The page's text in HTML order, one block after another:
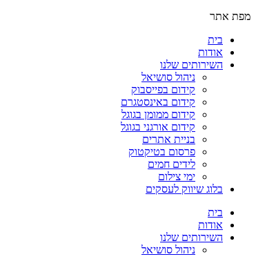
מפת אתר
בית
אודות
השירותים שלנו
ניהול סושיאל
קידום בפייסבוק
קידום באינסטגרם
קידום ממומן בגוגל
קידום אורגני בגוגל
בניית אתרים
פרסום בטיקטוק
לידים חמים
ימי צילום
בלוג שיווק לעסקים
בית
אודות
השירותים שלנו
ניהול סושיאל